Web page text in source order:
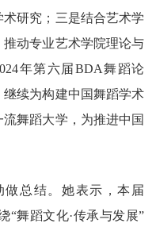
研究；三是结合艺术学
动专业艺术学院理论与
年第六届BDA舞蹈论
续为构建中国舞蹈学术
舞蹈大学，为推进中国
总结。她表示，本届
“舞蹈文化·传承与发展”